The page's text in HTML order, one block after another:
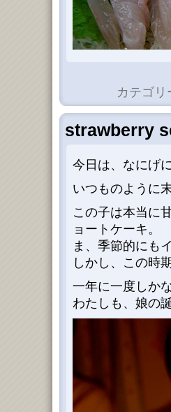
カテゴリ
strawberry
今日は、なにげ
いつものように
この子は本当に
ョートケーキ。
ま、季節的にも
しかし、この時
一年に一度しか
わたしも、娘の